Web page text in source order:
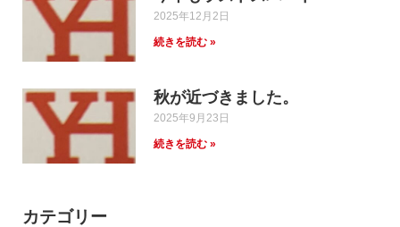
2025年12月2日
続きを読む »
秋が近づきました。
2025年9月23日
続きを読む »
カテゴリー